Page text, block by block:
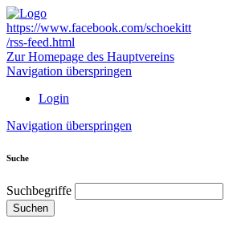
https://www.facebook.com/schoekitt
/rss-feed.html
Zur Homepage des Hauptvereins
Navigation überspringen
Login
Navigation überspringen
Suche
Suchbegriffe
Suchen